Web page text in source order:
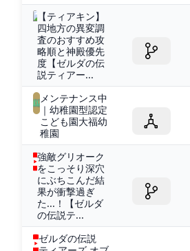
【ティアキン】
四地方の異変調
査のおすすめ攻
略順と神殿優先
度【ゼルダの伝
説ティアー...
メンテナンス中
｜幼稚園型認定
こども園大福幼
稚園
強敵グリオーク
をこっそり深穴
にぶちこんだ結
果が衝撃過ぎ
た...！【ゼルダ
の伝説テ...
ゼルダの伝説